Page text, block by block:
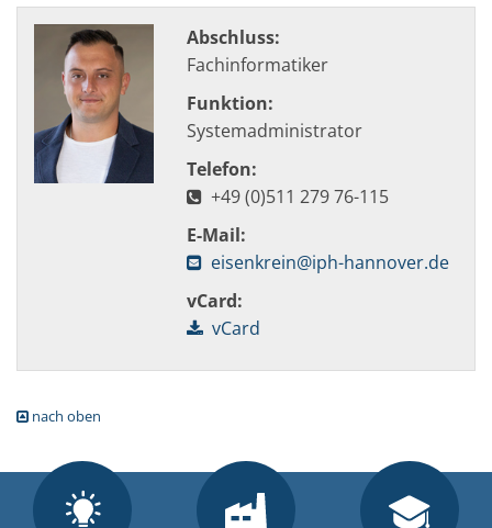
Abschluss:
Fachinformatiker
Funktion:
Systemadministrator
Telefon:
+49 (0)511 279 76-115
E-Mail:
eisenkrein@iph-hannover.de
vCard:
vCard
nach oben